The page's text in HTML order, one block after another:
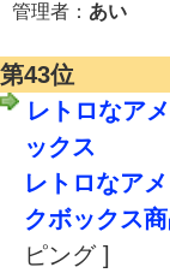
管理者： あい
第43位
レトロなア
ックス
レトロなア
クボックス
ピング ]